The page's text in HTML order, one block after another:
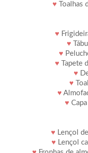
♥
Toalhas
♥
♥
♥
♥
Tapete
♥
♥
♥
♥
♥ Lençol
♥ Lençol